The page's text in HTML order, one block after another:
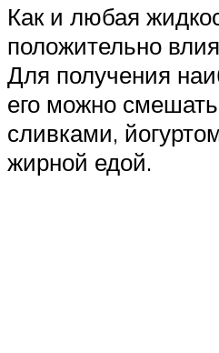
Как и любая
положительно
Для получения
его можно
сливками,
жирной едой.